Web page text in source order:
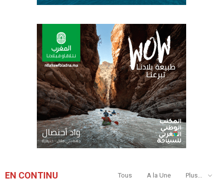
EN CONTINU Tous A la Une Plus...